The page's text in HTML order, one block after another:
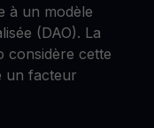
à un modèle
(DAO). La
considère cette
un facteur